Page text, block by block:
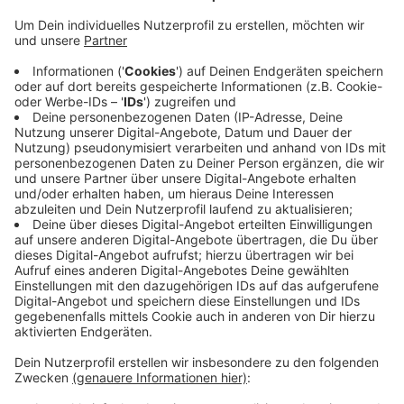
Anzeige
Es sei gelungen nach konstruktiven Gesprächen mit
der Eigentümerfamilie eine insgesamt 13 Hektar große
Fläche südlich und nördlich der B58 in der Bauerschaft
Westrup zu sichern. Mit dieser Erweiterung schaffe
die Stadt die Grundlage für mehr Arbeitsplätze und
eine starke, zukunftsfähige Wirtschaft, sagt der
Bürgermeister. Das geplante Gewerbegebiet, knapp so
groß wie 20 Fußballfelder, soll nachhaltig und
ökologisch ausgewogen gestaltet werden.
Anzeige